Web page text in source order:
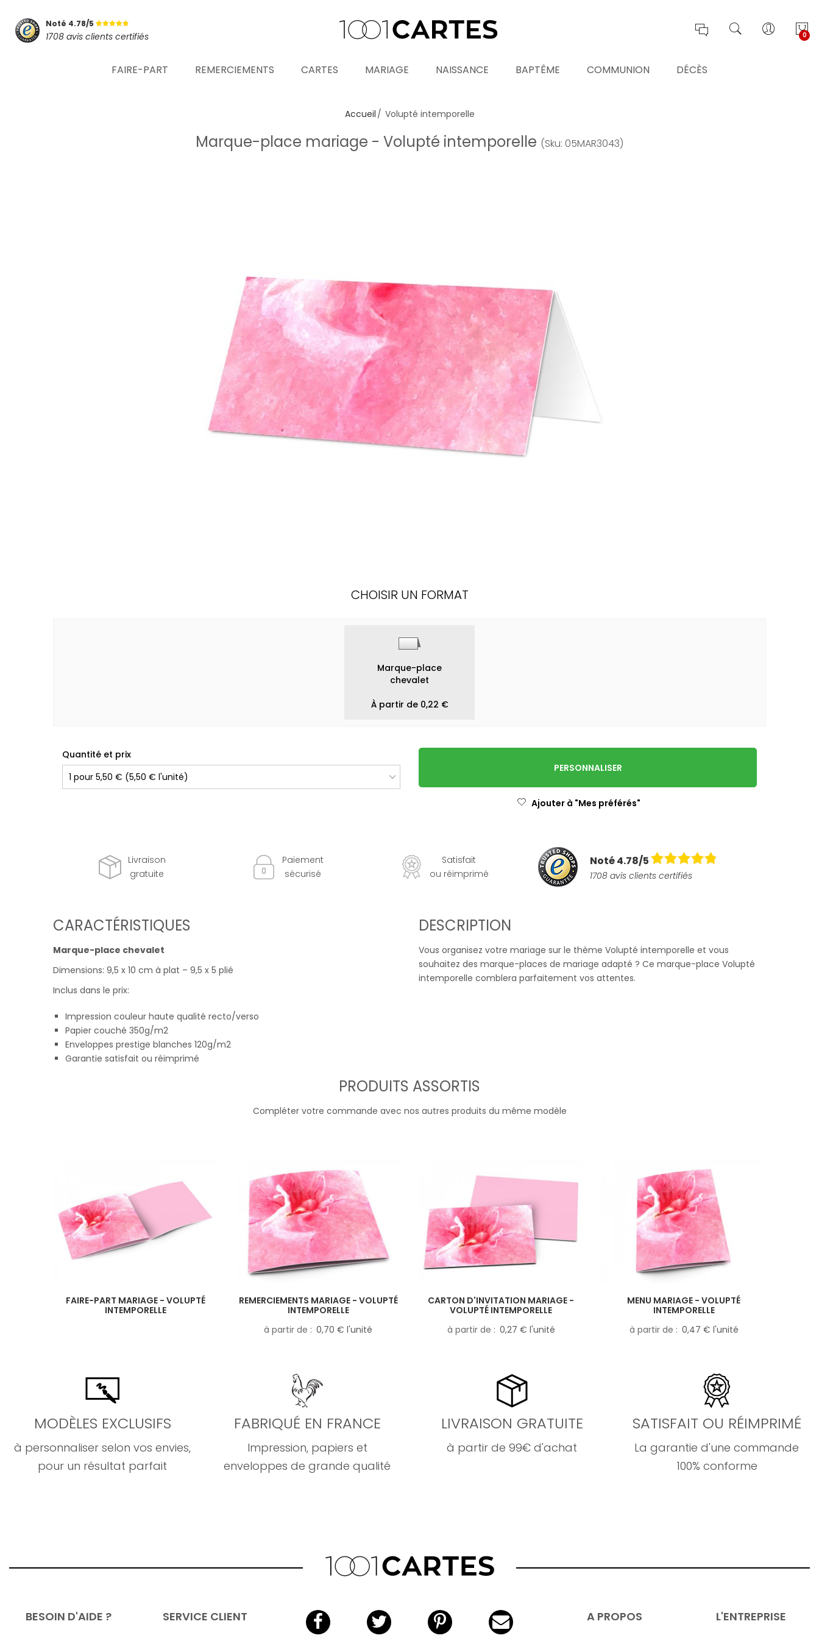
Noté 4.78/5
1708 avis clients certifiés 0
FAIRE-PART REMERCIEMENTS CARTES MARIAGE NAISSANCE BAPTÊME COMMUNION DÉCÈS
Mot de passe oublié ?
SE CONNECTER
Accueil Volupté intemporelle
Marque-place mariage - Volupté intemporelle (Sku: 05MAR3043)
CHOISIR UN FORMAT
Marque-place
chevalet
À partir de 0,22 €
Quantité et prix
PERSONNALISER
Ajouter à "Mes préférés"
Livraison
gratuite
Paiement
sécurisé
Satisfait
ou réimprimé
Noté 4.78/5
1708 avis clients certifiés
CARACTÉRISTIQUES
Marque-place chevalet
Dimensions: 9,5 x 10 cm à plat – 9,5 x 5 plié
Inclus dans le prix:
Impression couleur haute qualité recto/verso
Papier couché 350g/m2
Enveloppes prestige blanches 120g/m2
Garantie satisfait ou réimprimé
DESCRIPTION
Vous organisez votre mariage sur le thème Volupté intemporelle et vous
souhaitez des marque-places de mariage adapté ? Ce marque-place Volupté
intemporelle comblera parfaitement vos attentes.
PRODUITS ASSORTIS
Compléter votre commande avec nos autres produits du même modèle
FAIRE-PART MARIAGE - VOLUPTÉ
INTEMPORELLE
REMERCIEMENTS MARIAGE - VOLUPTÉ
INTEMPORELLE
à partir de
0,70 € l'unité
CARTON D'INVITATION MARIAGE -
VOLUPTÉ INTEMPORELLE
à partir de
0,27 € l'unité
MENU MARIAGE - VOLUPTÉ
INTEMPORELLE
à partir de
0,47 € l'unité
MODÈLES EXCLUSIFS
à personnaliser selon vos envies,
pour un résultat parfait
FABRIQUÉ EN FRANCE
Impression, papiers et
enveloppes de grande qualité
LIVRAISON GRATUITE
à partir de 99€ d'achat
SATISFAIT OU RÉIMPRIMÉ
La garantie d'une commande
100% conforme
BESOIN D'AIDE ? SERVICE CLIENT A PROPOS L'ENTREPRISE